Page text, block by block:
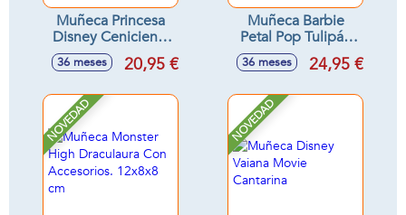
Muñeca Princesa
Disney Cenicienta
Reveal Con
Accesorios
cm
36 meses 20,95 €
Muñeca Barbie
Petal Pop Tulipán
Rosa 32x12x12 cm
36 meses 24,95 €
NOVEDAD NOVEDAD